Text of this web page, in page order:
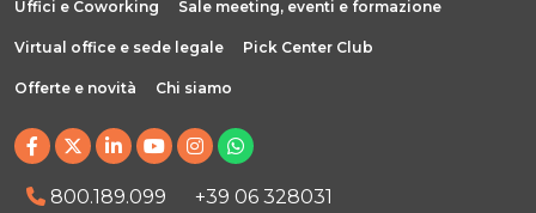
Uffici e Coworking Sale meeting, eventi e formazione
Virtual office e sede legale Pick Center Club
Offerte e novità Chi siamo
800.189.099
+39 06 328031